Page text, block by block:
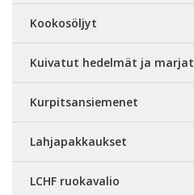
Kookosöljyt
Kuivatut hedelmät ja marjat
Kurpitsansiemenet
Lahjapakkaukset
LCHF ruokavalio